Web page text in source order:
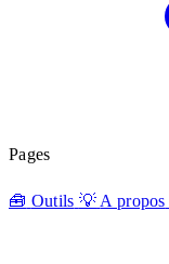
Pages
🧰 Outils 💡 A propos